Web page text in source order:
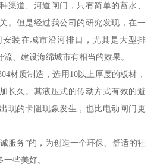
渠道、河道闸门，只有简单的蓄水、
。但是经过我公司的研究发现，在一
装在城市沿河排口，尤其是大型排
、建设海绵城市有相当的效果。
材质制造，选用10以上厚度的板材，
长久。其液压式的传动方式有效的避
现的卡阻现象发生，也比电动闸门更
服务”的，为创造一个环保、舒适的社
些美好。